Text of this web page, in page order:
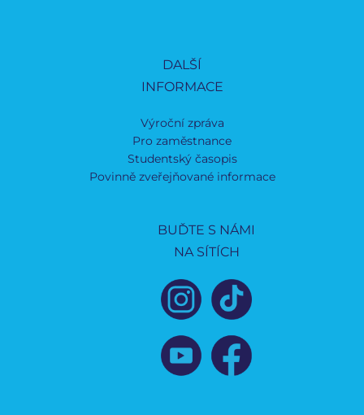
DALŠÍ
INFORMACE
Výroční zpráva
Pro zaměstnance
Studentský časopis
Povinně zveřejňované informace
BUĎTE S NÁMI
NA SÍTÍCH